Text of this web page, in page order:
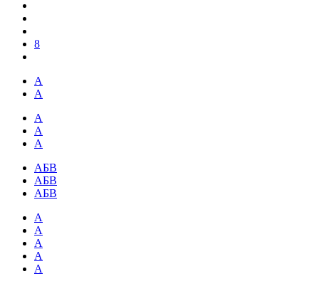
8
А
А
А
А
А
АБВ
АБВ
АБВ
А
А
А
А
А